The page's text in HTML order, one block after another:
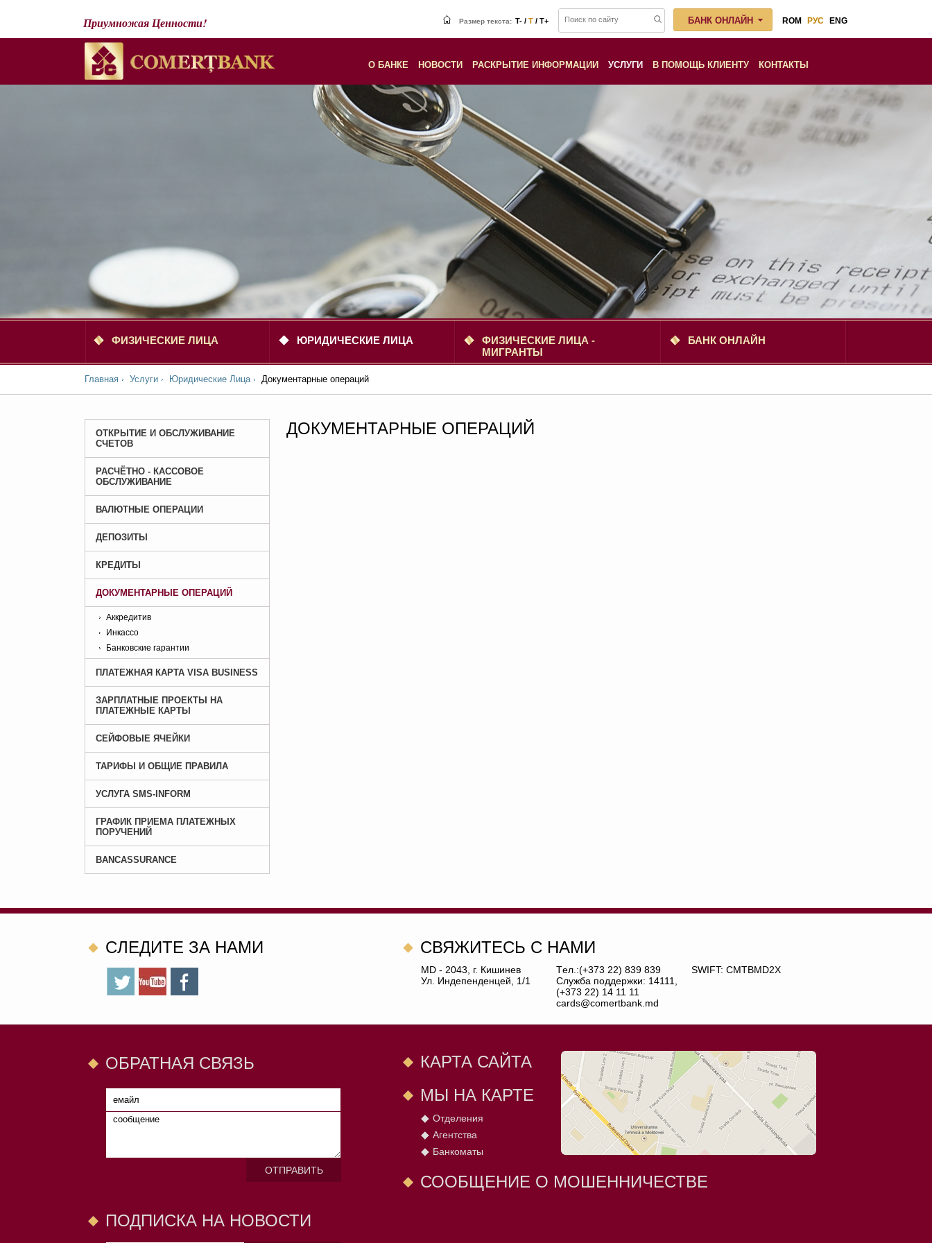
Приумножая Ценности! Размер текста: T- / T / T+ БАНК ОНЛАЙН ROM РУС ENG
О БАНКЕ НОВОСТИ РАСКРЫТИЕ ИНФОРМАЦИИ УСЛУГИ В ПОМОЩЬ КЛИЕНТУ КОНТАКТЫ
ФИЗИЧЕСКИЕ ЛИЦА ЮРИДИЧЕСКИЕ ЛИЦА
ФИЗИЧЕСКИЕ ЛИЦА -
МИГРАНТЫ
БАНК ОНЛАЙН
Главная Услуги Юридические Лица Документарные операций
ОТКРЫТИЕ И ОБСЛУЖИВАНИЕ
СЧЕТОВ
РАСЧЁТНО - КАССОВОЕ
ОБСЛУЖИВАНИЕ
ВАЛЮТНЫЕ ОПЕРАЦИИ
ДЕПОЗИТЫ
КРЕДИТЫ
ДОКУМЕНТАРНЫЕ ОПЕРАЦИЙ
Аккредитив
Инкассо
Банковские гарантии
ПЛАТЕЖНАЯ КАРТА VISA BUSINESS
ЗАРПЛАТНЫЕ ПРОЕКТЫ НА
ПЛАТЕЖНЫЕ КАРТЫ
СЕЙФОВЫЕ ЯЧЕЙКИ
ТАРИФЫ И ОБЩИЕ ПРАВИЛА
УСЛУГА SMS-INFORM
ГРАФИК ПРИЕМА ПЛАТЕЖНЫХ
ПОРУЧЕНИЙ
BANCASSURANCE
ДОКУМЕНТАРНЫЕ ОПЕРАЦИЙ
CЛЕДИТЕ ЗА НАМИ CВЯЖИТЕСЬ С НАМИ
MD - 2043, г. Кишинев
Ул. Индепенденцей, 1/1
Tел.:(+373 22) 839 839
Служба поддержки: 14111,
(+373 22) 14 11 11
cards@comertbank.md
SWIFT: CMTBMD2X
ОБРАТНАЯ СВЯЗЬ
ОТПРАВИТЬ
ПОДПИСКА НА НОВОСТИ
КАРТА САЙТА
МЫ НА КАРТЕ
Отделения
Агентства
Банкоматы
СООБЩЕНИЕ О МОШЕННИЧЕСТВЕ